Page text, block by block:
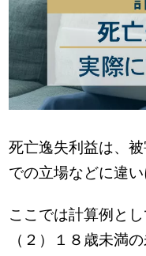
死亡逸失利益は、
での立場などに違
ここでは計算例と
（２）１８歳未満